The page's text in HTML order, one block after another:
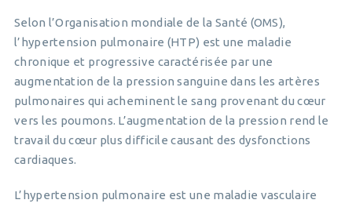
Selon l’Organisation mondiale de la Santé (OMS),
l’hypertension pulmonaire (HTP) est une maladie
chronique et progressive caractérisée par une
augmentation de la pression sanguine dans les artères
pulmonaires qui acheminent le sang provenant du cœur
vers les poumons. L’augmentation de la pression rend le
travail du cœur plus difficile causant des dysfonctions
cardiaques.
L’hypertension pulmonaire est une maladie vasculaire